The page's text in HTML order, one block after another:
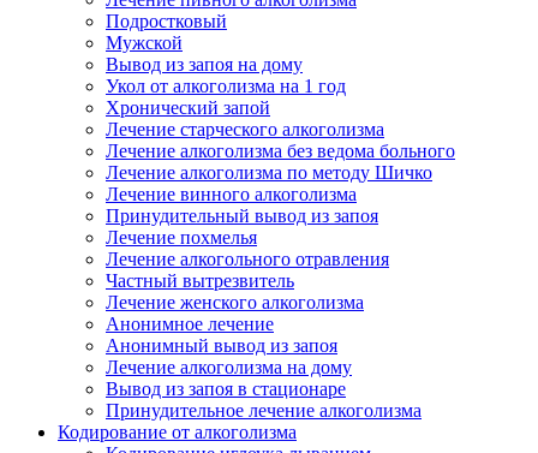
Подростковый
Мужской
Вывод из запоя на дому
Укол от алкоголизма на 1 год
Хронический запой
Лечение старческого алкоголизма
Лечение алкоголизма без ведома больного
Лечение алкоголизма по методу Шичко
Лечение винного алкоголизма
Принудительный вывод из запоя
Лечение похмелья
Лечение алкогольного отравления
Частный вытрезвитель
Лечение женского алкоголизма
Анонимное лечение
Анонимный вывод из запоя
Лечение алкоголизма на дому
Вывод из запоя в стационаре
Принудительное лечение алкоголизма
Кодирование от алкоголизма